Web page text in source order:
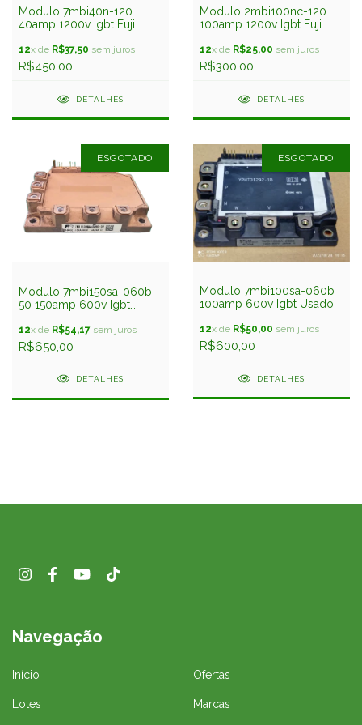
Modulo 7mbi40n-120
40amp 1200v Igbt Fuji
12x de R$37,50 sem juros
R$450,00
DETALHES
Modulo 2mbi100nc-120
100amp 1200v Igbt Fuji
12x de R$25,00 sem juros
R$300,00
DETALHES
ESGOTADO
Modulo 7mbi150sa-060b-
50 150amp 600v Igbt
12x de R$54,17 sem juros
R$650,00
DETALHES
ESGOTADO
Modulo 7mbi100sa-060b
100amp 600v Igbt Usado
12x de R$50,00 sem juros
R$600,00
DETALHES
Navegação
Início Ofertas
Lotes Marcas